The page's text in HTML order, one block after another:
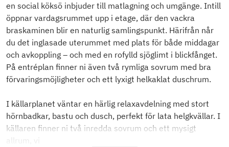
en social köksö inbjuder till matlagning och umgänge. Intill
öppnar vardagsrummet upp i etage, där den vackra
braskaminen blir en naturlig samlingspunkt. Härifrån når
du det inglasade uterummet med plats för både middagar
och avkoppling – och med en rofylld sjöglimt i blickfånget.
På entréplan finner ni även två rymliga sovrum med bra
förvaringsmöjligheter och ett lyxigt helkaklat duschrum.
I källarplanet väntar en härlig relaxavdelning med stort
hörnbadkar, bastu och dusch, perfekt för lata helgkvällar. I
källaren finner ni två inredda sovrum och ett mysigt